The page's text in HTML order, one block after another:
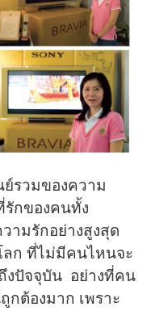
ย์รวมของความ
รักของคนทั้ง
ามรักอย่างสูงสุด
ลก ที่ไม่มีคนไหนจะ
งปัจจุบัน อย่างที่คน
กต้องมาก เพราะ